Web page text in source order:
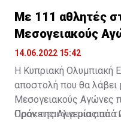
Με 111 αθλητές
Μεσογειακούς
14.06.2022 15:42
Η Κυπριακή Ολυμπιακή
αποστολή που θα λάβει
Μεσογειακούς Αγώνες
Οράν της Αλγερίας από
Πρόκειται για μια από